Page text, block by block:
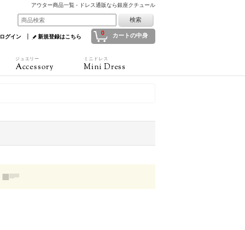
アウター商品一覧 - ドレス通販なら銀座クチュール
0 カートの中身
ログイン 新規登録はこちら
ジュエリー
Accessory
ミニドレス
Mini Dress